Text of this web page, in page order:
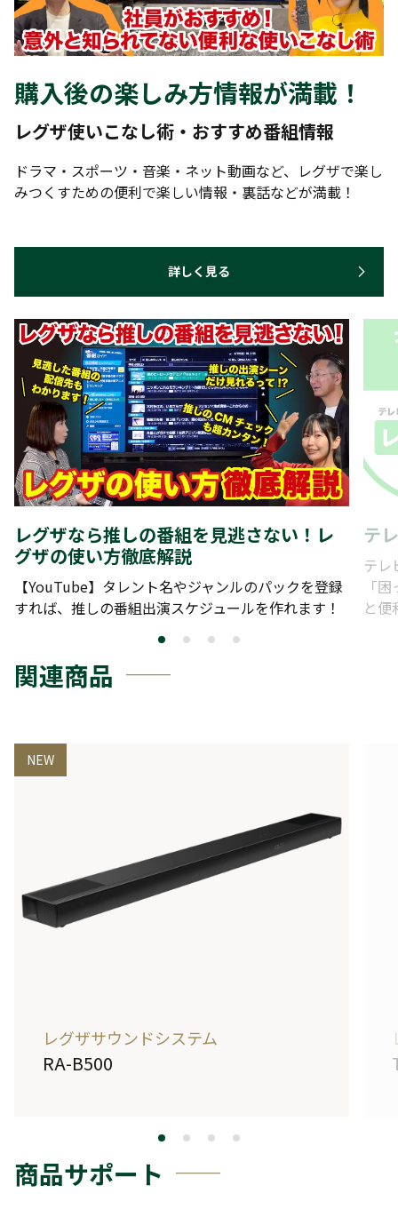
購入後の楽しみ方情報が満載！
レグザ使いこなし術・おすすめ番組情報
ドラマ・スポーツ・音楽・ネット動画など、レグザで楽し
みつくすための便利で楽しい情報・裏話などが満載！
詳しく見る
レグザなら推しの番組を見逃さない！レ
グザの使い方徹底解説
【YouTube】タレント名やジャンルのパックを登録
すれば、推しの番組出演スケジュールを作れます！
テ
テレ
「
と
関連商品
NEW
レグザサウンドシステム
RA-B500
商品サポート